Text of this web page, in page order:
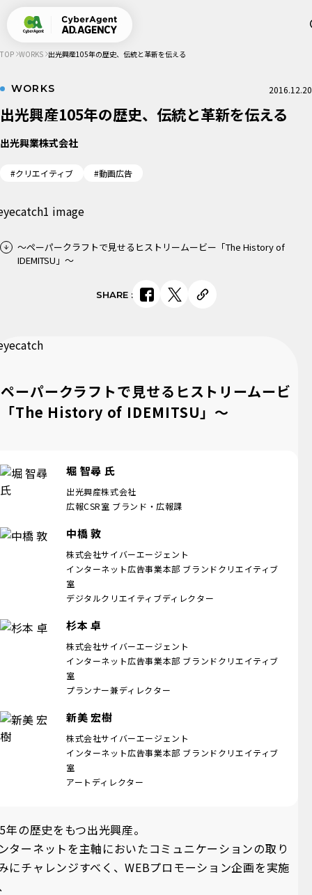
TOP WORKS 出光興産105年の歴史、伝統と革新を伝える
WORKS 2016.12.20
出光興産105年の歴史、伝統と革新を伝える
出光興業株式会社
#クリエイティブ #動画広告
ーパークラフトで見せるヒストリームービ
The History of IDEMITSU」～
堀 智尋 氏
出光興産株式会社
広報CSR室 ブランド・広報課
中橋 敦
株式会社サイバーエージェント
インターネット広告事業本部 ブランドクリエイティブ
室
デジタルクリエイティブディレクター
杉本 卓
株式会社サイバーエージェント
インターネット広告事業本部 ブランドクリエイティブ
室
プランナー兼ディレクター
新美 宏樹
株式会社サイバーエージェント
インターネット広告事業本部 ブランドクリエイティブ
室
アートディレクター
年の歴史をもつ出光興産。
ターネットを主軸においたコミュニケーションの取り
にチャレンジすべく、WEBプロモーション企画を実施
～ペーパークラフトで見せるヒストリームービー「The History of
IDEMITSU」～
SHARE: